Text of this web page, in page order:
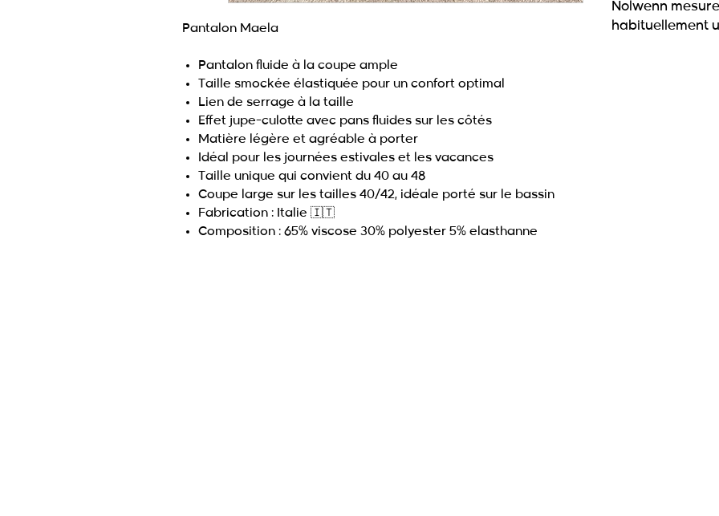
Pantalon Maela
Pantalon fluide à la coupe ample
Taille smockée élastiquée pour un confort optimal
Lien de serrage à la taille
Effet jupe-culotte avec pans fluides sur les côtés
Matière légère et agréable à porter
Idéal pour les journées estivales et les vacances
Taille unique qui convient du 40 au 48
Coupe large sur les tailles 40/42, idéale porté sur le bassin
Fabrication : Italie 🇮🇹
Composition : 65% viscose 30% polyester 5% elasthanne
Nolwenn
habituellement